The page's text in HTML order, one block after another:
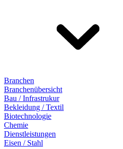
Branchen
Branchenübersicht
Bau / Infrastrukur
Bekleidung / Textil
Biotechnologie
Chemie
Dienstleistungen
Eisen / Stahl